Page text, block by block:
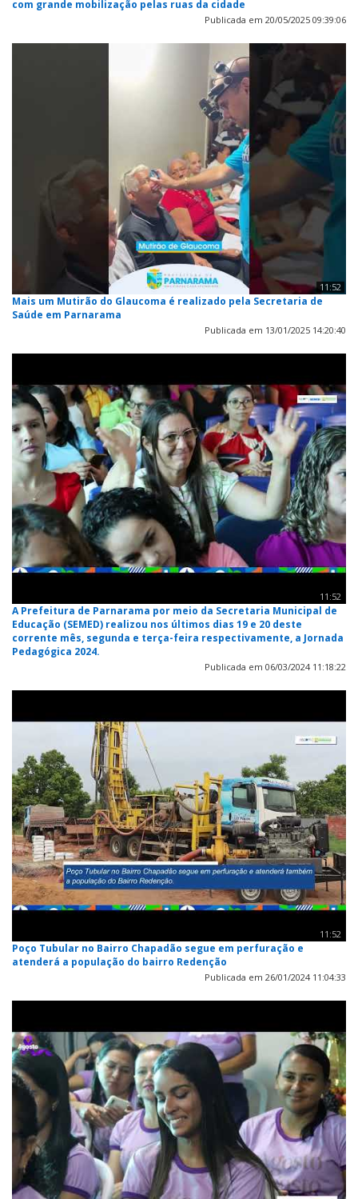
com grande mobilização pelas ruas da cidade
Publicada em 20/05/2025 09:39:06
11:52
Mais um Mutirão do Glaucoma é realizado pela Secretaria de
Saúde em Parnarama
Publicada em 13/01/2025 14:20:40
11:52
A Prefeitura de Parnarama por meio da Secretaria Municipal de
Educação (SEMED) realizou nos últimos dias 19 e 20 deste
corrente mês, segunda e terça-feira respectivamente, a Jornada
Pedagógica 2024.
Publicada em 06/03/2024 11:18:22
11:52
Poço Tubular no Bairro Chapadão segue em perfuração e
atenderá a população do bairro Redenção
Publicada em 26/01/2024 11:04:33